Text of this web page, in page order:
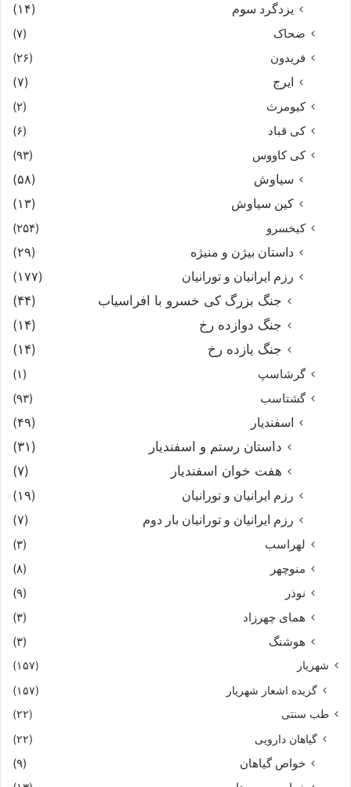
یزدگرد سوم
(۱۴)
ضحاک
(۷)
فریدون
(۲۶)
ایرج
(۷)
کیومرث
(۲)
کی قباد
(۶)
کی کاووس
(۹۳)
سیاوش
(۵۸)
کین سیاوش
(۱۳)
کیخسرو
(۲۵۴)
داستان بیژن و منیژه
(۲۹)
رزم ایرانیان و تورانیان
(۱۷۷)
جنگ بزرگ کی خسرو با افراسیاب
(۴۴)
جنگ دوازده رخ
(۱۴)
جنگ یازده رخ
(۱۴)
گرشاسپ
(۱)
گشتاسب
(۹۳)
اسفندیار
(۴۹)
داستان رستم و اسفندیار
(۳۱)
هفت خوان اسفندیار
(۷)
رزم ایرانیان و تورانیان
(۱۹)
رزم ایرانیان و تورانیان بار دوم
(۷)
لهراسب
(۳)
منوچهر
(۸)
نوذر
(۹)
هماى چهرزاد
(۳)
هوشنگ
(۳)
شهریار (۱۵۷)
گزیده اشعار شهریار (۱۵۷)
طب سنتی (۲۲)
گیاهان دارویی (۲۲)
خواص گیاهان
(۹)